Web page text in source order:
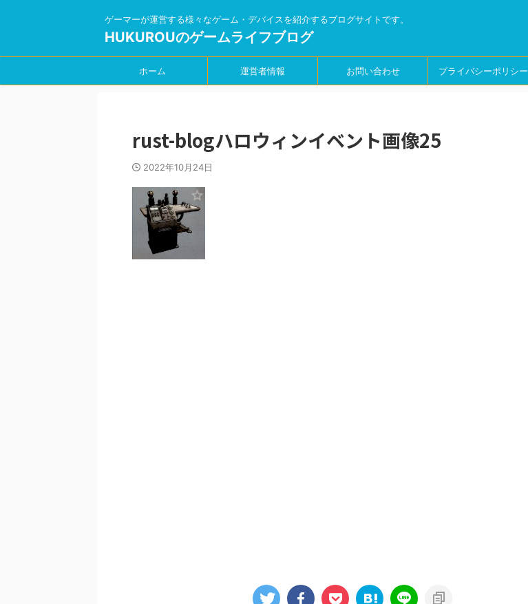
ゲーマーが運営する様々なゲーム・デバイスを紹介するブログサイトです。
HUKUROUのゲームライフブログ
ホーム 運営者情報 お問い合わせ プライバシーポリシー
rust-blogハロウィンイベント画像25
2022年10月24日